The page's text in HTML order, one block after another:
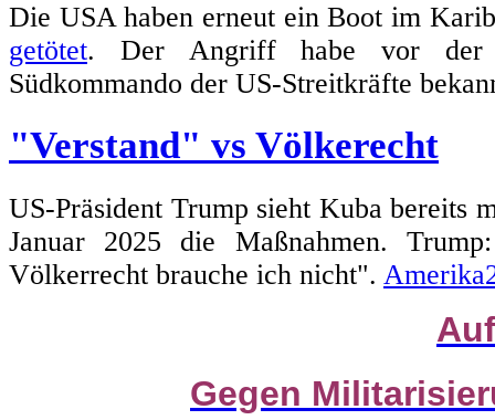
Die USA haben erneut ein Boot im
getötet. Der Angriff habe vor der
Südkommando der US-Streitkräfte
"Verstand" vs Völkerecht
US-Präsident Trump sieht Kuba bereits
Januar 2025 die Maßnahmen.
Völkerrecht brauche ich nicht".
Gegen